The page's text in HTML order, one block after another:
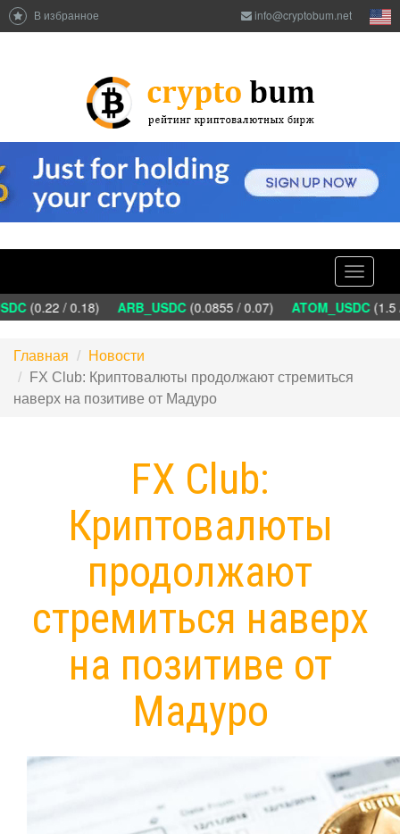
В избранное info@cryptobum.net
Toggle
(0.22 / 0.18) ARB_USDC(0.0855 / 0.07) ATOM_USDC(1.5
Главная
Новости
FX Club: Криптовалюты продолжают стремиться
наверх на позитиве от Мадуро
FX Club:
Криптовалюты
продолжают
стремиться наверх
на позитиве от
Мадуро